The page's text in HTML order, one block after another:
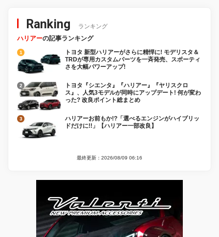
Ranking ランキング
ハリアーの記事ランキング
トヨタ 新型ハリアーがさらに精悍に! モデリスタ＆
TRDが専用カスタムパーツを一斉発売、スポーティ
さを大幅パワーアップ!
トヨタ『シエンタ』『ハリアー』『ヤリスクロ
ス』、人気3モデルが同時にアップデート! 何が変わ
った? 改良ポイント総まとめ
ハリアーお前もか!?「選べるエンジンがハイブリッ
ドだけに!!」【ハリアー一部改良】
最終更新：2026/08/09 06:16